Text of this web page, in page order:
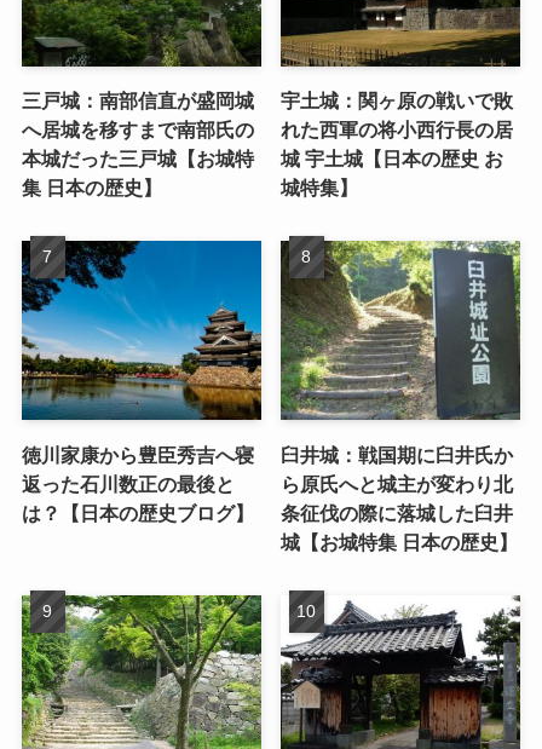
三戸城：南部信直が盛岡城
へ居城を移すまで南部氏の
本城だった三戸城【お城特
集 日本の歴史】
宇土城：関ヶ原の戦いで敗
れた西軍の将小西行長の居
城 宇土城【日本の歴史 お
城特集】
徳川家康から豊臣秀吉へ寝
返った石川数正の最後と
は？【日本の歴史ブログ】
臼井城：戦国期に臼井氏か
ら原氏へと城主が変わり北
条征伐の際に落城した臼井
城【お城特集 日本の歴史】